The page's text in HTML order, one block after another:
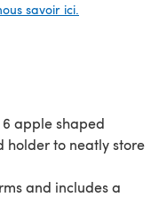
savoir ici.
apple shaped
holder to neatly store
and includes a